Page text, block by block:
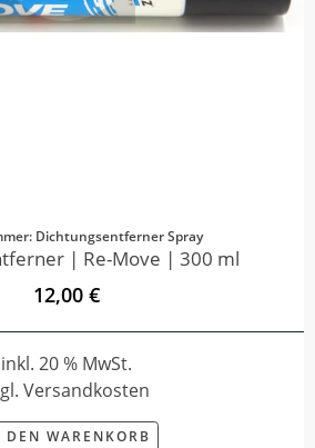
Dichtungsentferner Spray
| Re-Move | 300 ml
12,00 €
inkl. 20 % MwSt.
Versandkosten
DEN WARENKORB